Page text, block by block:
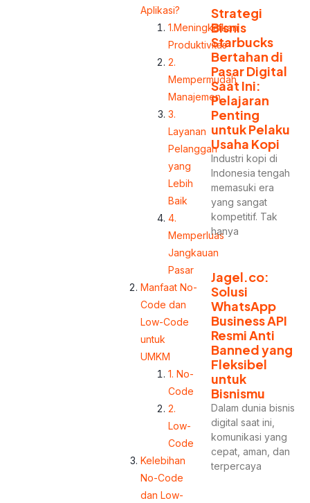
Aplikasi?
1.Meningkatkan
Produktivitas
2.
Mempermudah
Manajemen
3.
Layanan
Pelanggan
yang
Lebih
Baik
4.
Memperluas
Jangkauan
Pasar
Manfaat No-
Code dan
Low-Code
untuk
UMKM
1. No-
Code
2.
Low-
Code
Kelebihan
No-Code
dan Low-
Strategi
Bisnis
Starbucks
Bertahan di
Pasar Digital
Saat Ini:
Pelajaran
Penting
untuk Pelaku
Usaha Kopi
Industri kopi di
Indonesia tengah
memasuki era
yang sangat
kompetitif. Tak
hanya
Jagel.co:
Solusi
WhatsApp
Business API
Resmi Anti
Banned yang
Fleksibel
untuk
Bisnismu
Dalam dunia bisnis
digital saat ini,
komunikasi yang
cepat, aman, dan
terpercaya